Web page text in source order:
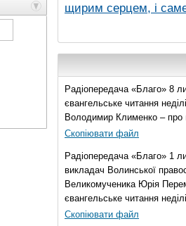
щирим серцем, і
Радіопередача «Благо» 8
євангельське читання
Володимир Клименко – про
Скопіювати файл
Радіопередача «Благо» 1
викладач Волинської
Великомученика Юрія
євангельське читання
Скопіювати файл